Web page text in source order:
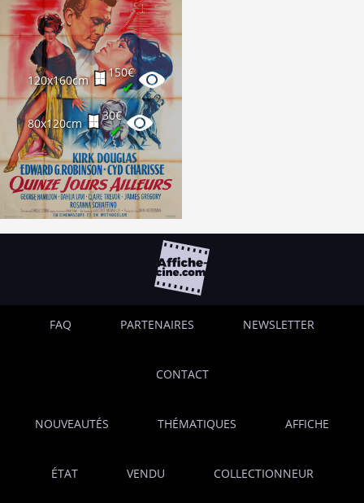
120x160cm
150€
✔
80x120cm
30€
✔
FAQ PARTENAIRES NEWSLETTER
CONTACT
NOUVEAUTÉS THÉMATIQUES AFFICHE
ÉTAT VENDU COLLECTIONNEUR